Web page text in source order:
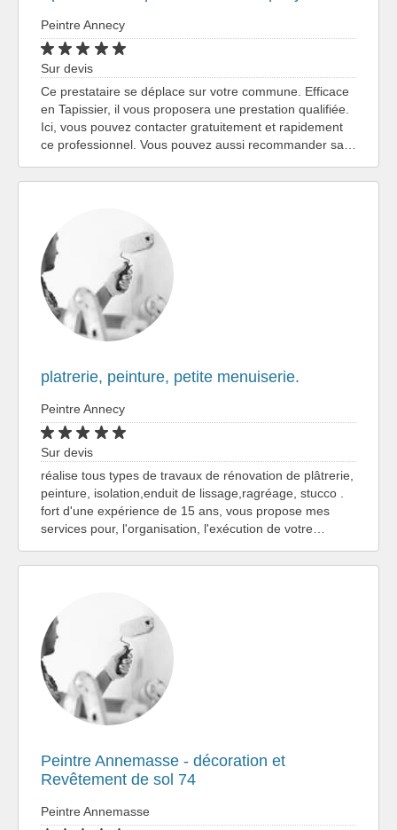
Peintre Annecy
Sur devis
Ce prestataire se déplace sur votre commune. Efficace
en Tapissier, il vous proposera une prestation qualifiée.
Ici, vous pouvez contacter gratuitement et rapidement
ce professionnel. Vous pouvez aussi recommander sa…
platrerie, peinture, petite menuiserie.
Peintre Annecy
Sur devis
réalise tous types de travaux de rénovation de plâtrerie,
peinture, isolation,enduit de lissage,ragréage, stucco .
fort d'une expérience de 15 ans, vous propose mes
services pour, l'organisation, l'exécution de votre…
Peintre Annemasse - décoration et
Revêtement de sol 74
Peintre Annemasse